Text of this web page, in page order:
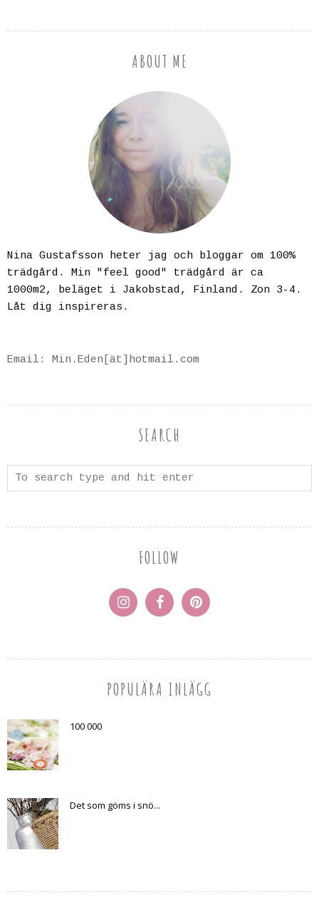
ABOUT ME
Nina Gustafsson heter jag och bloggar om 100%
trädgård. Min "feel good" trädgård är ca
1000m2, beläget i Jakobstad, Finland. Zon 3-4.
Låt dig inspireras.
Email: Min.Eden[ät]hotmail.com
SEARCH
FOLLOW
POPULÄRA INLÄGG
100 000
Det som göms i snö...